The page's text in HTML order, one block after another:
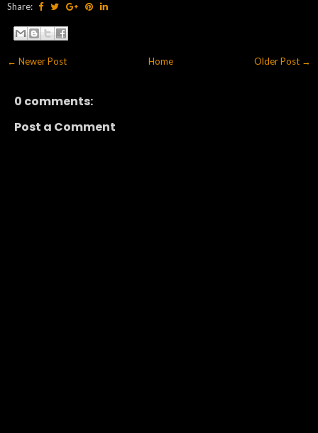
Share:
← Newer Post Older Post →
Home
0 comments:
Post a Comment